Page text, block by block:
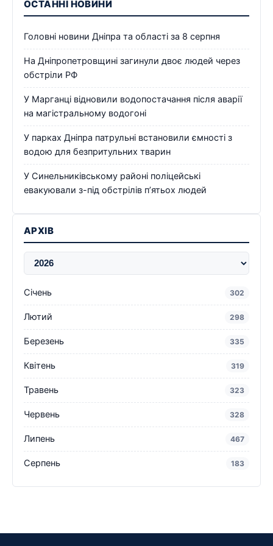
ОСТАННІ НОВИНИ
Головні новини Дніпра та області за 8 серпня
На Дніпропетровщині загинули двоє людей через
обстріли РФ
У Марганці відновили водопостачання після аварії
на магістральному водогоні
У парках Дніпра патрульні встановили ємності з
водою для безпритульних тварин
У Синельниківському районі поліцейські
евакуювали з-під обстрілів п’ятьох людей
АРХІВ
Січень 302
Лютий 298
Березень 335
Квітень 319
Травень 323
Червень 328
Липень 467
Серпень 183